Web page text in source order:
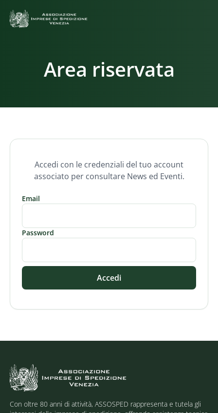
Area riservata
Accedi con le credenziali del tuo account
associato per consultare News ed Eventi.
Email
Password
Accedi
Con oltre 80 anni di attività, ASSOSPED rappresenta e tutela gli